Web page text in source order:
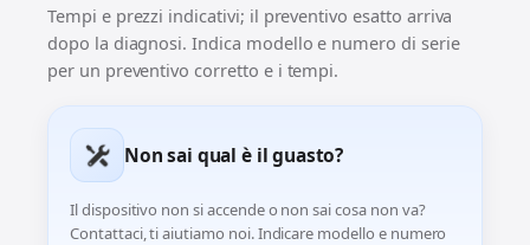
Tempi e prezzi indicativi; il preventivo esatto arriva
dopo la diagnosi. Indica modello e numero di serie
per un preventivo corretto e i tempi.
Non sai qual è il guasto?
Il dispositivo non si accende o non sai cosa non va?
Contattaci, ti aiutiamo noi. Indicare modello e numero